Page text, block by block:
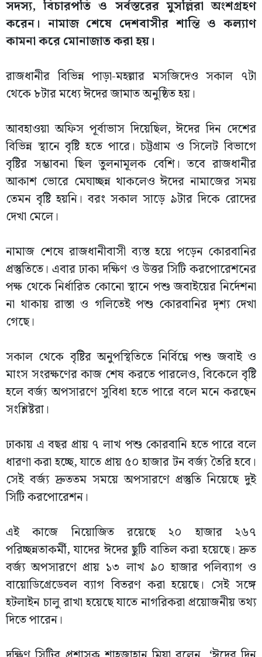
সদস্য, বিচারপতি ও সর্বস্তরের মুসল্লিরা অংশগ্রহণ
করেন। নামাজ শেষে দেশবাসীর শান্তি ও কল্যাণ
কামনা করে মোনাজাত করা হয়।
রাজধানীর বিভিন্ন পাড়া-মহল্লার মসজিদেও সকাল ৭টা
থেকে ৮টার মধ্যে ঈদের জামাত অনুষ্ঠিত হয়।
আবহাওয়া অফিস পূর্বাভাস দিয়েছিল, ঈদের দিন দেশের
বিভিন্ন স্থানে বৃষ্টি হতে পারে। চট্টগ্রাম ও সিলেট বিভাগে
বৃষ্টির সম্ভাবনা ছিল তুলনামূলক বেশি। তবে রাজধানীর
আকাশ ভোরে মেঘাচ্ছন্ন থাকলেও ঈদের নামাজের সময়
তেমন বৃষ্টি হয়নি। বরং সকাল সাড়ে ৯টার দিকে রোদের
দেখা মেলে।
নামাজ শেষে রাজধানীবাসী ব্যস্ত হয়ে পড়েন কোরবানির
প্রস্তুতিতে। এবার ঢাকা দক্ষিণ ও উত্তর সিটি করপোরেশনের
পক্ষ থেকে নির্ধারিত কোনো স্থানে পশু জবাইয়ের নির্দেশনা
না থাকায় রাস্তা ও গলিতেই পশু কোরবানির দৃশ্য দেখা
গেছে।
সকাল থেকে বৃষ্টির অনুপস্থিতিতে নির্বিঘ্নে পশু জবাই ও
মাংস সংরক্ষণের কাজ শেষ করতে পারলেও, বিকেলে বৃষ্টি
হলে বর্জ্য অপসারণে সুবিধা হতে পারে বলে মনে করছেন
সংশ্লিষ্টরা।
ঢাকায় এ বছর প্রায় ৭ লাখ পশু কোরবানি হতে পারে বলে
ধারণা করা হচ্ছে, যাতে প্রায় ৫০ হাজার টন বর্জ্য তৈরি হবে।
সেই বর্জ্য দ্রুততম সময়ে অপসারণে প্রস্তুতি নিয়েছে দুই
সিটি করপোরেশন।
এই কাজে নিয়োজিত রয়েছে ২০ হাজার ২৬৭
পরিচ্ছন্নতাকর্মী, যাদের ঈদের ছুটি বাতিল করা হয়েছে। দ্রুত
বর্জ্য অপসারণে প্রায় ১৩ লাখ ৯০ হাজার পলিব্যাগ ও
বায়োডিগ্রেডেবল ব্যাগ বিতরণ করা হয়েছে। সেই সঙ্গে
হটলাইন চালু রাখা হয়েছে যাতে নাগরিকরা প্রয়োজনীয় তথ্য
দিতে পারেন।